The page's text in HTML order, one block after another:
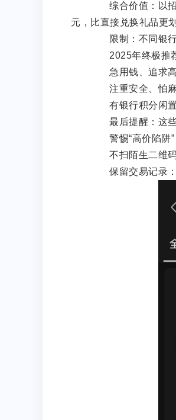
综合价值：以招
元，比直接兑换礼品更
限制：不同银行
2025年终极推荐
急用钱、追求高
注重安全、怕麻
有银行积分闲置
最后提醒：这些
警惕“高价陷阱”
不扫陌生二维码
保留交易记录：